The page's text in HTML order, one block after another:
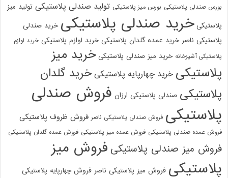
بورس صندلی پلاستیکی بورس میز پلاستیکی تولید صندلی پلاستیکی تولید میز
پلاستیکی خرید صندلی پلاستیکی خرید صندلی
پلاستیکی ناصر خرید عمده گلدان پلاستیکی خرید لوازم پلاستیکی خرید لوازم
پلاستیکی آشپزخانه خرید میز صندلی پلاستیکی خرید میز
پلاستیکی خرید چهارپایه پلاستیکی خرید گلدان
پلاستیکی صندلی پلاستیکی ارزان فروش صندلی
پلاستیکی فروش صندلی پلاستیکی ناصر فروش ظروف پلاستیکی
فروش عمده صندلی پلاستیکی فروش عمده میز پلاستیکی فروش عمده گلدان پلاستیکی
فروش میز صندلی پلاستیکی فروش میز
پلاستیکی فروش میز پلاستیکی ناصر فروش چهارپایه پلاستیکی